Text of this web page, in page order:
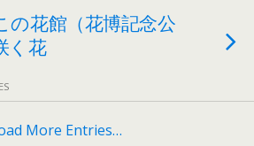
の花館（花博記念公
く花
More Entries…